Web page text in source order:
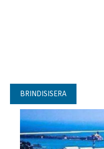
BRINDISISERA